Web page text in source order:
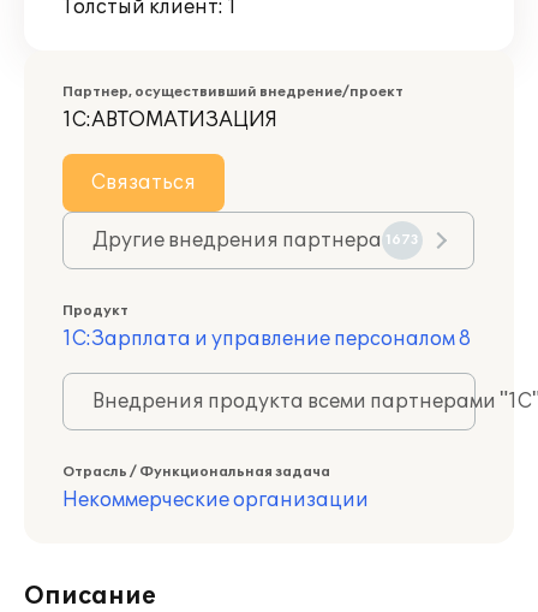
Толстый клиент: 1
Партнер, осуществивший внедрение/проект
1С:АВТОМАТИЗАЦИЯ
Связаться
Другие внедрения партнера 1673
Продукт
1С:Зарплата и управление персоналом 8
Внедрения продукта всеми партнерами
Отрасль / Функциональная задача
Некоммерческие организации
Описание